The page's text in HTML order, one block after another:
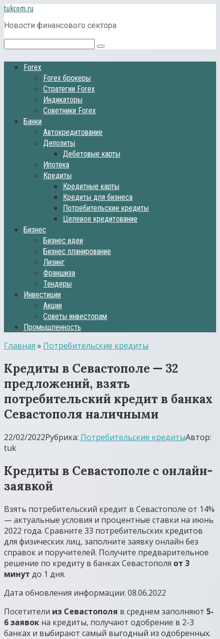
Перейти
к
контенту
tukcom.ru
Новости финансового сектора
Поиск:
Forex
Forex брокеры
Стратегии Forex
Индикаторы
Советники Forex
Банки
Автокредитование
Депозиты
Дебетовые карты
Ипотека
Кредиты
Кредитные карты
Кредиты для бизнеса
Потребительские кредиты
Целевое кредитование
Бизнес
Бизнес идеи
Бизнес планирование
Лизинг
Франшиза
Тендеры
Инвестиции
Акции
Советы инвесторам
Промышленность
Главная » Потребительские кредиты
Кредиты в Севастополе — 32
предложений, взять
потребительский кредит в банках
Севастополя наличными
22/02/2022Рубрика: Потребительские кредитыАвтор:
tuk
Кредиты в Севастополе с онлайн-
заявкой
Взять потребительский кредит в Севастополе от 14%
— актуальные условия и процентные ставки на июнь
2022 года. Сравните 33 потребительских кредитов
для физических лиц, заполните заявку онлайн без
справок и поручителей. Получите предварительное
решение по кредиту в банках Севастополя от 3
минут до 1 дня.
Дата обновления информации: 08.06.2022
Посетители из Севастополя в среднем заполняют 5-
6 заявок на кредиты, получают одобрение в 2-3
банках и выбирают самый выгодный из одобренных.